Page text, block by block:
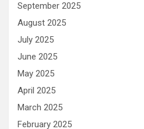
September 2025
August 2025
July 2025
June 2025
May 2025
April 2025
March 2025
February 2025